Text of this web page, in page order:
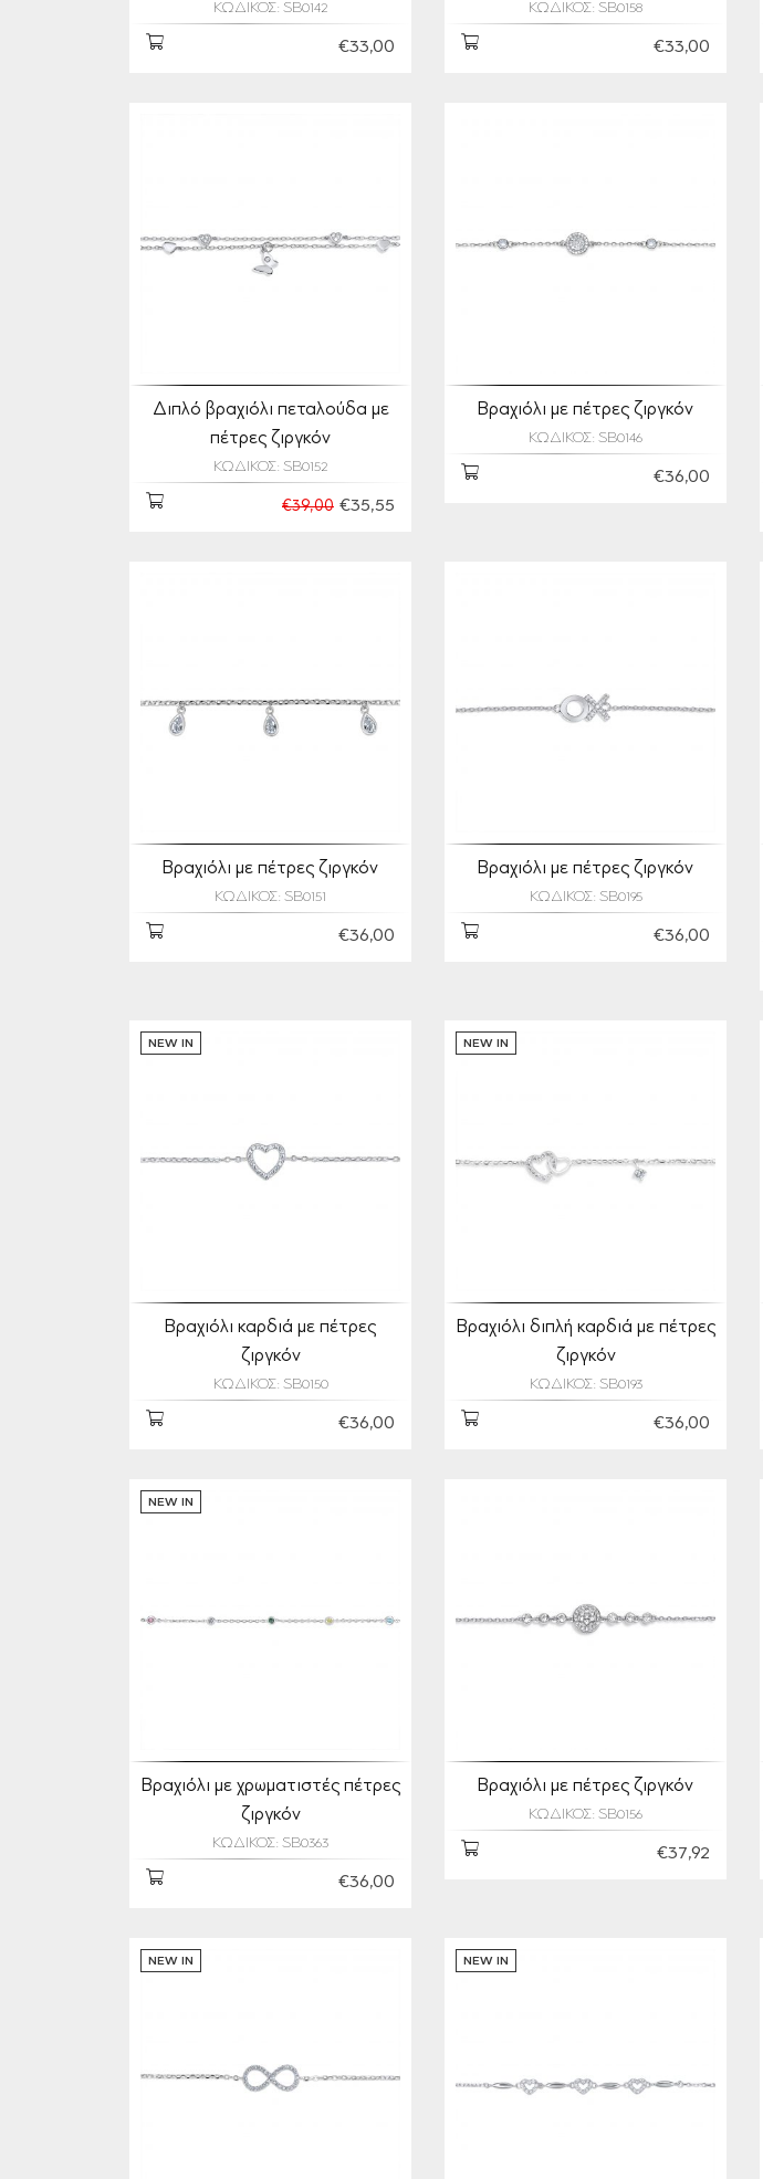
ΚΩΔΙΚΟΣ: SB0142
€33,00
ΚΩΔΙΚΟΣ: SB0158
€33,00
Διπλό βραχιόλι πεταλούδα με
πέτρες ζιργκόν
ΚΩΔΙΚΟΣ: SB0152
€35,55
€39,00
Βραχιόλι με πέτρες ζιργκόν
ΚΩΔΙΚΟΣ: SB0146
€36,00
Βραχιόλι με πέτρες ζιργκόν
ΚΩΔΙΚΟΣ: SB0151
€36,00
Βραχιόλι με πέτρες ζιργκόν
ΚΩΔΙΚΟΣ: SB0195
€36,00
NEW IN
Βραχιόλι καρδιά με πέτρες
ζιργκόν
ΚΩΔΙΚΟΣ: SB0150
€36,00
NEW IN
Βραχιόλι διπλή καρδιά με πέτρες
ζιργκόν
ΚΩΔΙΚΟΣ: SB0193
€36,00
NEW IN
Βραχιόλι με χρωματιστές πέτρες
ζιργκόν
ΚΩΔΙΚΟΣ: SB0363
€36,00
Βραχιόλι με πέτρες ζιργκόν
ΚΩΔΙΚΟΣ: SB0156
€37,92
NEW IN NEW IN